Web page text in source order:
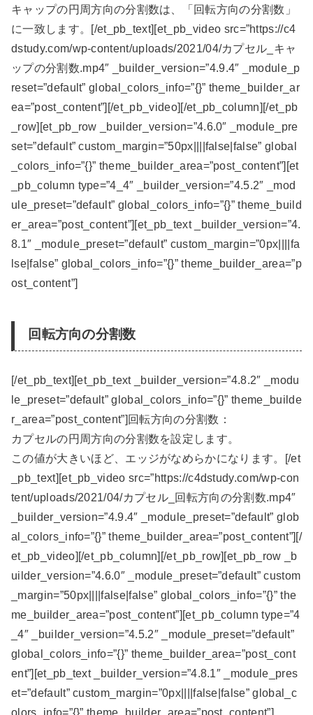
キャップの円周方向の分割数は、「回転方向の分割数」
に一致します。[/et_pb_text][et_pb_video src=”https://c4
dstudy.com/wp-content/uploads/2021/04/カプセル_キャ
ップの分割数.mp4″ _builder_version=”4.9.4″ _module_p
reset=”default” global_colors_info=”{}” theme_builder_ar
ea=”post_content”][/et_pb_video][/et_pb_column][/et_pb
_row][et_pb_row _builder_version=”4.6.0″ _module_pre
set=”default” custom_margin=”50px||||false|false” global
_colors_info=”{}” theme_builder_area=”post_content”][et
_pb_column type=”4_4″ _builder_version=”4.5.2″ _mod
ule_preset=”default” global_colors_info=”{}” theme_build
er_area=”post_content”][et_pb_text _builder_version=”4.
8.1″ _module_preset=”default” custom_margin=”0px||||fa
lse|false” global_colors_info=”{}” theme_builder_area=”p
ost_content”]
回転方向の分割数
[/et_pb_text][et_pb_text _builder_version=”4.8.2″ _modu
le_preset=”default” global_colors_info=”{}” theme_builde
r_area=”post_content”]回転方向の分割数：
カプセルの円周方向の分割数を設定します。
この値が大きいほど、エッジがなめらかになります。[/et
_pb_text][et_pb_video src=”https://c4dstudy.com/wp-con
tent/uploads/2021/04/カプセル_回転方向の分割数.mp4″
_builder_version=”4.9.4″ _module_preset=”default” glob
al_colors_info=”{}” theme_builder_area=”post_content”][/
et_pb_video][/et_pb_column][/et_pb_row][et_pb_row _b
uilder_version=”4.6.0″ _module_preset=”default” custom
_margin=”50px||||false|false” global_colors_info=”{}” the
me_builder_area=”post_content”][et_pb_column type=”4
_4″ _builder_version=”4.5.2″ _module_preset=”default”
global_colors_info=”{}” theme_builder_area=”post_cont
ent”][et_pb_text _builder_version=”4.8.1″ _module_pres
et=”default” custom_margin=”0px||||false|false” global_c